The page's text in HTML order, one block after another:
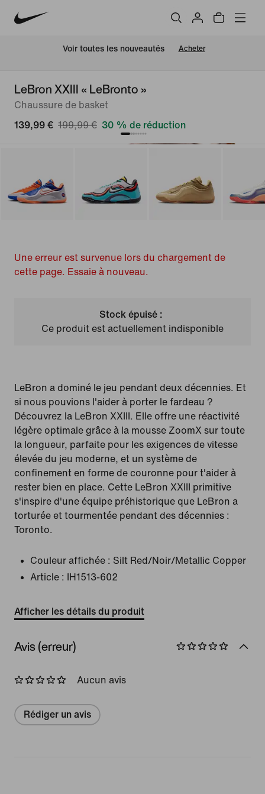
Voir toutes les nouveautés Acheter
LeBron XXIII « LeBronto »
Chaussure de basket
139,99 € 199,99 € 30 % de réduction
Une erreur est survenue lors du chargement de
cette page. Essaie à nouveau.
Stock épuisé :
Ce produit est actuellement indisponible
LeBron a dominé le jeu pendant deux décennies. Et
si nous pouvions l'aider à porter le fardeau ?
Découvrez la LeBron XXIII. Elle offre une réactivité
légère optimale grâce à la mousse ZoomX sur toute
la longueur, parfaite pour les exigences de vitesse
élevée du jeu moderne, et un système de
confinement en forme de couronne pour t'aider à
rester bien en place. Cette LeBron XXIII primitive
s'inspire d'une équipe préhistorique que LeBron a
torturée et tourmentée pendant des décennies :
Toronto.
Couleur affichée : Silt Red/Noir/Metallic Copper
Article :
IH1513-602
Afficher les détails du produit
Avis (erreur)
Aucun avis
Rédiger un avis